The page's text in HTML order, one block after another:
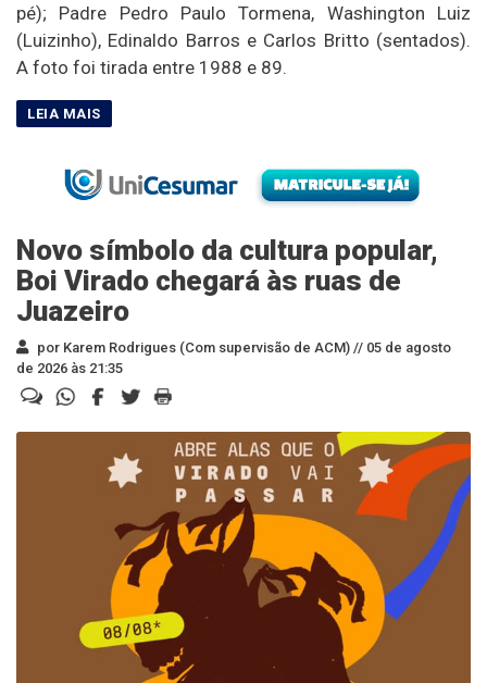
pé); Padre Pedro Paulo Tormena, Washington Luiz
(Luizinho), Edinaldo Barros e Carlos Britto (sentados).
A foto foi tirada entre 1988 e 89.
Novo símbolo da cultura popular,
Boi Virado chegará às ruas de
Juazeiro
por Karem Rodrigues (Com supervisão de ACM) // 05 de agosto
de 2026 às 21:35